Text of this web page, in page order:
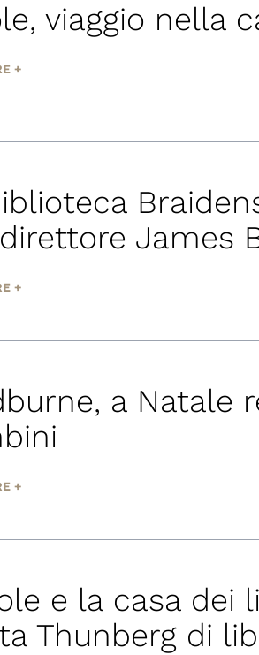
viaggio nella
+
James
+
a Natale
+
e la casa dei
Thunberg di